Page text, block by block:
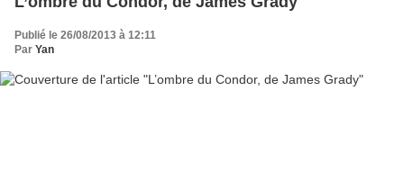
Publié le 26/08/2013 à 12:11
Par Yan